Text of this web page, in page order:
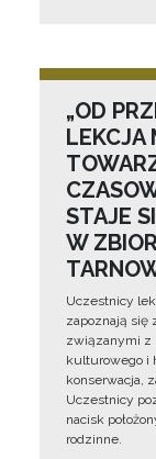
„OD
LEKCJA
STAJE
W
Uczestnicy
zapoznają się
związanymi z
kulturowego i
konserwacja,
Uczestnicy
nacisk
rodzinne.